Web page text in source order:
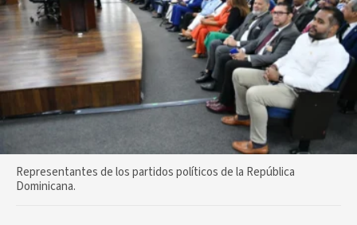
Representantes de los partidos políticos de la República
Dominicana.